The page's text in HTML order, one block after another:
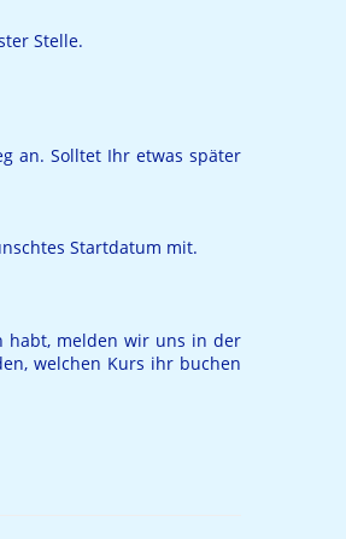
Stelle.
an. Solltet Ihr etwas später
Startdatum mit.
habt, melden wir uns in der
welchen Kurs ihr buchen